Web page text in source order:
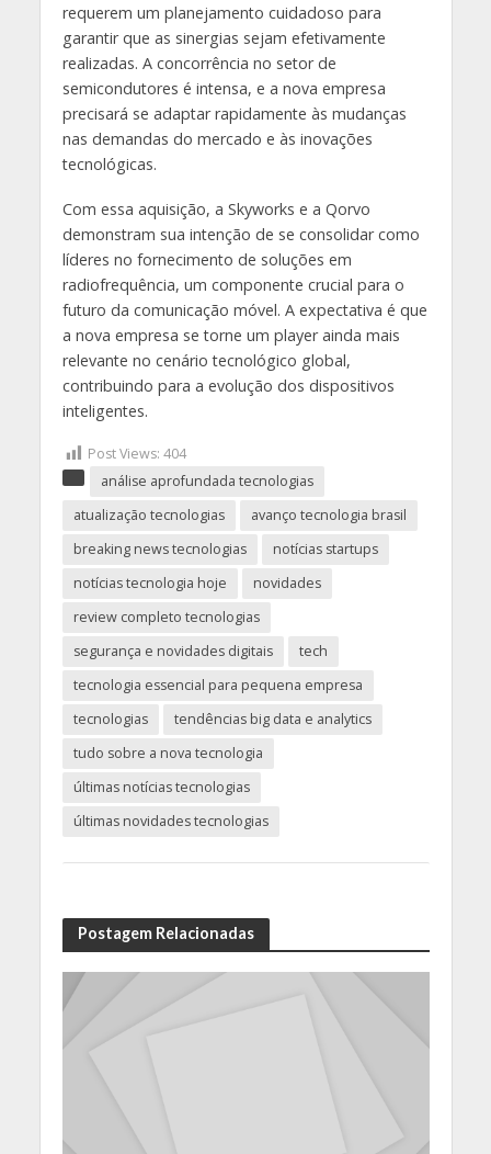
requerem um planejamento cuidadoso para
garantir que as sinergias sejam efetivamente
realizadas. A concorrência no setor de
semicondutores é intensa, e a nova empresa
precisará se adaptar rapidamente às mudanças
nas demandas do mercado e às inovações
tecnológicas.
Com essa aquisição, a Skyworks e a Qorvo
demonstram sua intenção de se consolidar como
líderes no fornecimento de soluções em
radiofrequência, um componente crucial para o
futuro da comunicação móvel. A expectativa é que
a nova empresa se torne um player ainda mais
relevante no cenário tecnológico global,
contribuindo para a evolução dos dispositivos
inteligentes.
Post Views: 404
análise aprofundada tecnologias
atualização tecnologias
avanço tecnologia brasil
breaking news tecnologias
notícias startups
notícias tecnologia hoje
novidades
review completo tecnologias
segurança e novidades digitais
tech
tecnologia essencial para pequena empresa
tecnologias
tendências big data e analytics
tudo sobre a nova tecnologia
últimas notícias tecnologias
últimas novidades tecnologias
Postagem Relacionadas